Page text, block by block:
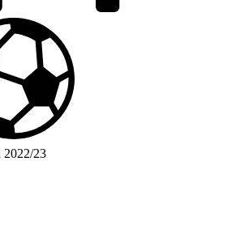
2022/23